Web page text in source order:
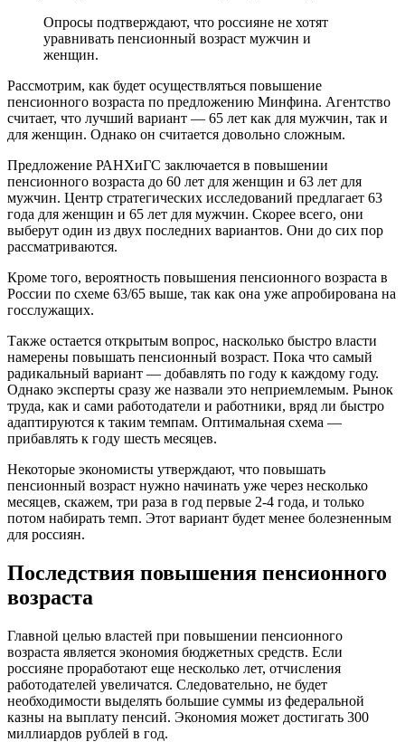
Опросы подтверждают, что россияне не хотят
уравнивать пенсионный возраст мужчин и
женщин.
Рассмотрим, как будет осуществляться повышение
пенсионного возраста по предложению Минфина. Агентство
считает, что лучший вариант — 65 лет как для мужчин, так и
для женщин. Однако он считается довольно сложным.
Предложение РАНХиГС заключается в повышении
пенсионного возраста до 60 лет для женщин и 63 лет для
мужчин. Центр стратегических исследований предлагает 63
года для женщин и 65 лет для мужчин. Скорее всего, они
выберут один из двух последних вариантов. Они до сих пор
рассматриваются.
Кроме того, вероятность повышения пенсионного возраста в
России по схеме 63/65 выше, так как она уже апробирована на
госслужащих.
Также остается открытым вопрос, насколько быстро власти
намерены повышать пенсионный возраст. Пока что самый
радикальный вариант — добавлять по году к каждому году.
Однако эксперты сразу же назвали это неприемлемым. Рынок
труда, как и сами работодатели и работники, вряд ли быстро
адаптируются к таким темпам. Оптимальная схема —
прибавлять к году шесть месяцев.
Некоторые экономисты утверждают, что повышать
пенсионный возраст нужно начинать уже через несколько
месяцев, скажем, три раза в год первые 2-4 года, и только
потом набирать темп. Этот вариант будет менее болезненным
для россиян.
Последствия повышения пенсионного
возраста
Главной целью властей при повышении пенсионного
возраста является экономия бюджетных средств. Если
россияне проработают еще несколько лет, отчисления
работодателей увеличатся. Следовательно, не будет
необходимости выделять большие суммы из федеральной
казны на выплату пенсий. Экономия может достигать 300
миллиардов рублей в год.